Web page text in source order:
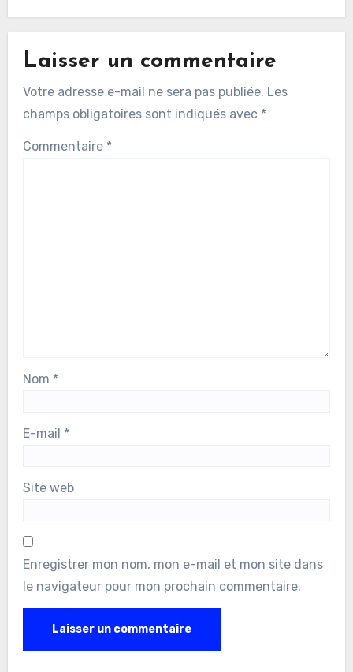
Laisser un commentaire
Votre adresse e-mail ne sera pas publiée. Les
champs obligatoires sont indiqués avec *
Commentaire *
Nom *
E-mail *
Site web
Enregistrer mon nom, mon e-mail et mon site dans
le navigateur pour mon prochain commentaire.